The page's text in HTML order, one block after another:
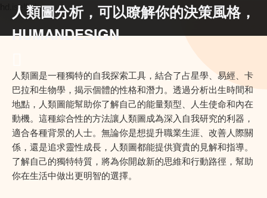
hd.iself.uk
人類圖分析，可以瞭解你的決策風格，
HUMANDESIGN
人類圖是一種獨特的自我探索工具，結合了占星學、易經、卡
巴拉和生物學，揭示個體的性格和潛力。透過分析出生時間和
地點，人類圖能幫助你了解自己的能量類型、人生使命和內在
動機。這種綜合性的方法讓人類圖成為深入自我研究的利器，
適合各種背景的人士。無論你是想提升職業生涯、改善人際關
係，還是追求靈性成長，人類圖都能提供寶貴的見解和指導。
了解自己的獨特特質，將為你開啟新的思維和行動路徑，幫助
你在生活中做出更明智的選擇。